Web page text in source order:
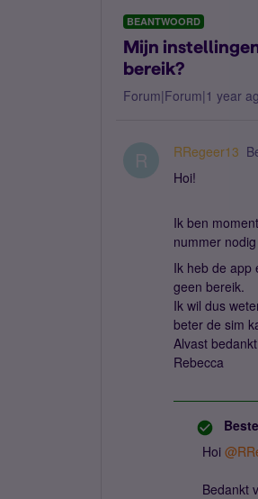
BEANTWOORD
Mijn
bereik?
Forum|Forum|1 year
R RRegeer13
Hoi!
Ik ben
nummer
Ik heb de app
geen bereik.
Ik wil dus
beter de sim
Alvast
Rebecca
Hoi
Bedankt